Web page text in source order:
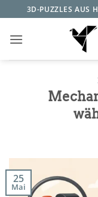
Inhalt
springen
3D-PUZZLES AUS
25
Mai